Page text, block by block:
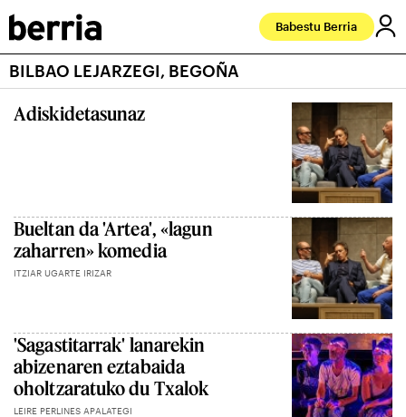
Babestu Berria
BILBAO LEJARZEGI, BEGOÑA
Adiskidetasunaz
Bueltan da 'Artea', «lagun
zaharren» komedia
ITZIAR UGARTE IRIZAR
'Sagastitarrak' lanarekin
abizenaren eztabaida
oholtzaratuko du Txalok
LEIRE PERLINES APALATEGI